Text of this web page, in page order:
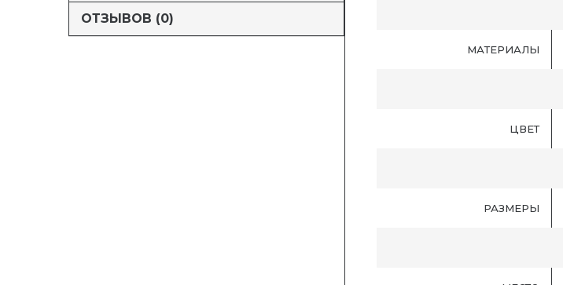
ОТЗЫВОВ (0)
МАТЕРИАЛЫ
ЦВЕТ
РАЗМЕРЫ